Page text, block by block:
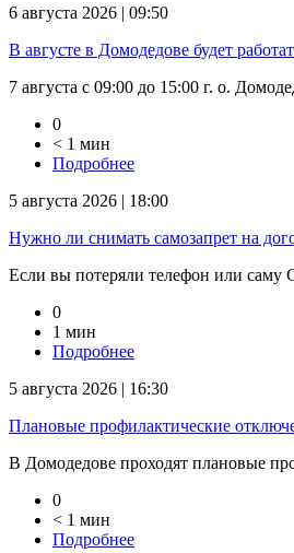
6 августа 2026 | 09:50
В августе в Домодедове будет
7 августа с 09:00 до 15:00 г. о.
0
< 1 мин
Подробнее
5 августа 2026 | 18:00
Нужно ли снимать самозапрет на
Если вы потеряли телефон или саму
0
1 мин
Подробнее
5 августа 2026 | 16:30
Плановые профилактические
В Домодедове проходят плановые
0
< 1 мин
Подробнее